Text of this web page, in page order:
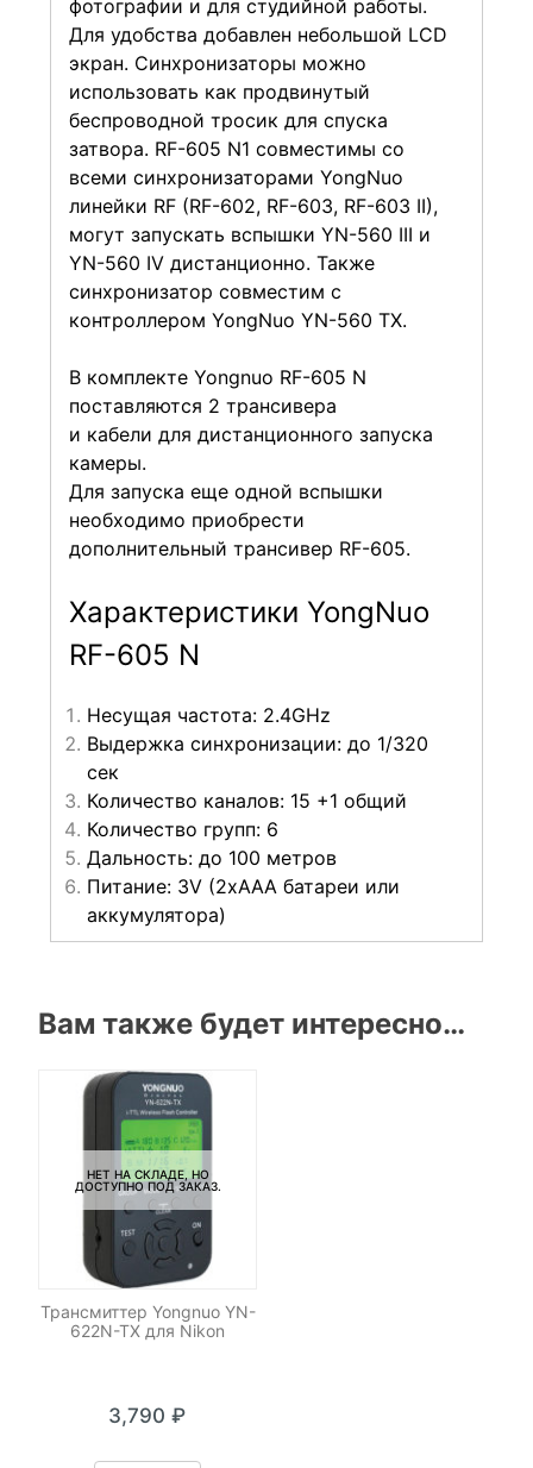
фотографии и для студийной работы.
Для удобства добавлен небольшой LCD
экран. Синхронизаторы можно
использовать как продвинутый
беспроводной тросик для спуска
затвора. RF-605 N1 совместимы со
всеми синхронизаторами YongNuo
линейки RF (RF-602, RF-603, RF-603 II),
могут запускать вспышки YN-560 III и
YN-560 IV дистанционно. Также
синхронизатор совместим с
контроллером YongNuo YN-560 TX.
В комплекте Yongnuo RF-605 N
поставляются 2 трансивера
и кабели для дистанционного запуска
камеры.
Для запуска еще одной вспышки
необходимо приобрести
дополнительный трансивер RF-605.
Характеристики YongNuo
RF-605 N
Несущая частота: 2.4GHz
Выдержка синхронизации: до 1/320
сек
Количество каналов: 15 +1 общий
Количество групп: 6
Дальность: до 100 метров
Питание: 3V (2хААА батареи или
аккумулятора)
Вам также будет интересно…
НЕТ НА СКЛАДЕ, НО
ДОСТУПНО ПОД ЗАКАЗ.
Трансмиттер Yongnuo YN-
622N-TX для Nikon
3,790 ₽